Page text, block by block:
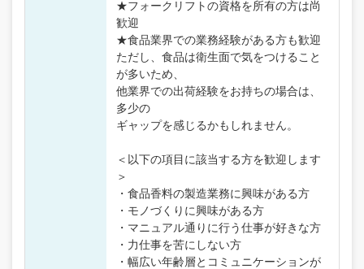
★フォークリフトの資格を所有の方は尚
歓迎
★食品業界での業務経験がある方も歓迎
ただし、食品は衛生面で気をつけること
が多いため、
他業界での出荷経験をお持ちの場合は、
多少の
ギャップを感じるかもしれません。
＜以下の項目に該当する方を歓迎します
＞
・食品香料の製造業務に興味がある方
・モノづくりに興味がある方
・マニュアル通りに行う仕事が好きな方
・力仕事を苦にしない方
・幅広い年齢層とコミュニケーションが